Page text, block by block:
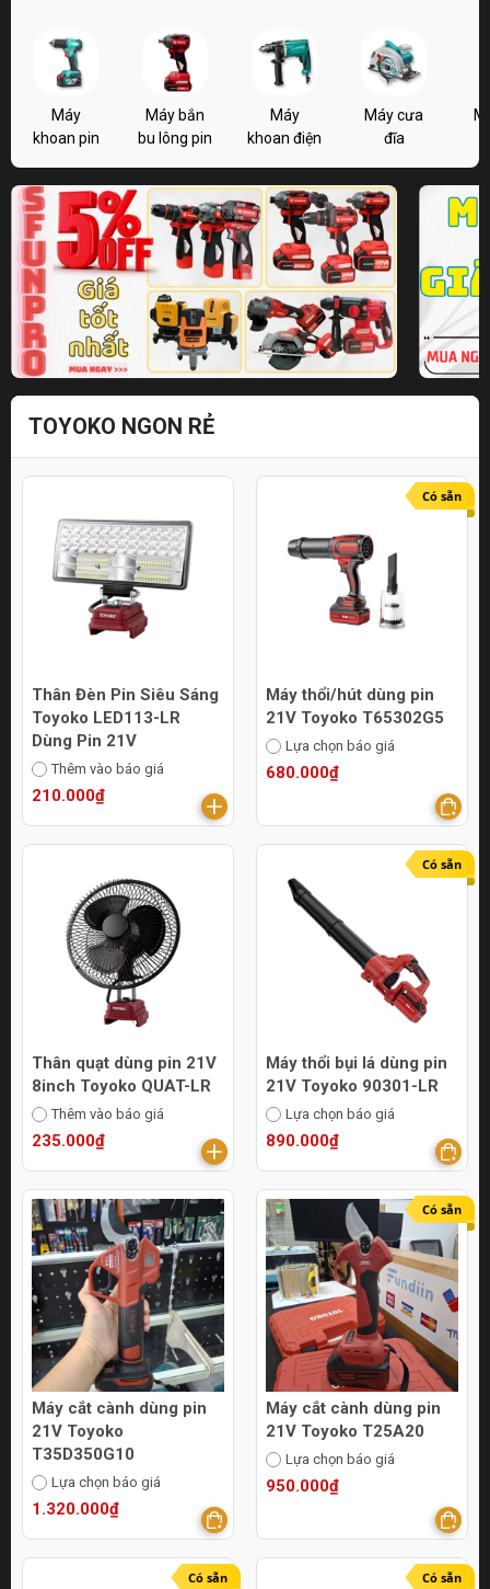
Máy
khoan pin
Máy bắn
bu lông pin
Máy
khoan điện
Máy cưa
đĩa
TOYOKO NGON RẺ
Thân Đèn Pin Siêu Sáng
Toyoko LED113-LR
Dùng Pin 21V
Thêm vào báo giá
210.000₫
Có sẵn
Máy thổi/hút dùng pin
21V Toyoko T65302G5
Lựa chọn báo giá
680.000₫
Thân quạt dùng pin 21V
8inch Toyoko QUAT-LR
Thêm vào báo giá
235.000₫
Có sẵn
Máy thổi bụi lá dùng pin
21V Toyoko 90301-LR
Lựa chọn báo giá
890.000₫
Máy cắt cành dùng pin
21V Toyoko
T35D350G10
Lựa chọn báo giá
1.320.000₫
Có sẵn
Máy cắt cành dùng pin
21V Toyoko T25A20
Lựa chọn báo giá
950.000₫
Có sẵn Có sẵn